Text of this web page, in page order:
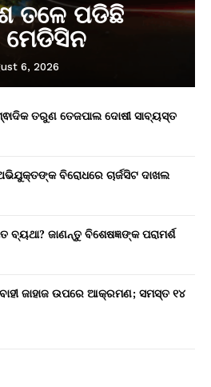
ତଳେ ପଡିଛି
ମେଡିସିନ
6, 2026
ତରୁଣ ତେଜପାଲ ଦୋଷୀ ସାବ୍ୟସ୍ତ
ବିରୋଧରେ ଚାର୍ଜସିଟ ଦାଖଲ
ବ୍ୟଥା? ଜାଣନ୍ତୁ ବିଶେଷଜ୍ଞଙ୍କ ପରାମର୍ଶ
ଜାହାଜ ଉପରେ ଆକ୍ରମଣ; ସମସ୍ତ ୧୪